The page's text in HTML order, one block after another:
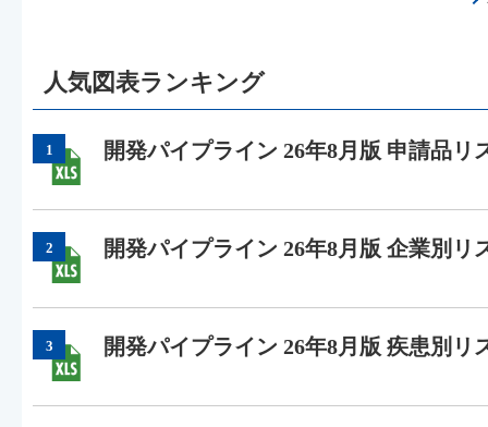
人気図表ランキング
1 開発パイプライン 26年8月版 申請品リ
2 開発パイプライン 26年8月版 企業別リ
3 開発パイプライン 26年8月版 疾患別リ